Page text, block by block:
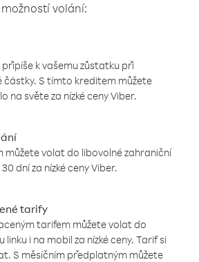
možností volání:
k vašemu zůstatku při
částky. S tímto kreditem můžete
na světe za nízké ceny Viber.
můžete volat do libovolné zahraniční
dní za nízké ceny Viber.
tarify
tarifem můžete volat do
linku i na mobil za nízké ceny. Tarif si
S měsíčním předplatným můžete